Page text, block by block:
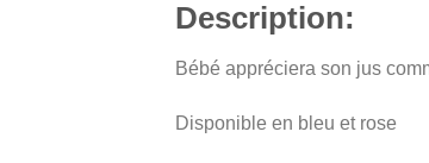
Description:
Bébé appréciera son jus
Disponible en bleu et rose